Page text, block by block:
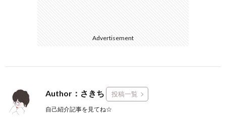
Advertisement
Author：さきち 投稿一覧
自己紹介記事を見てね☆